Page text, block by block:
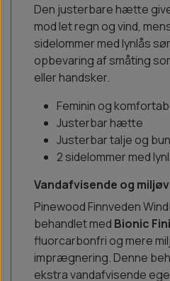
Den justerbare hætte
mod let regn og vind,
sidelommer med lynlås
opbevaring af småting
eller handsker.
Feminin og
Justerbar hætte
Justerbar talje og
2 sidelommer med
Vandafvisende og
Pinewood Finnveden
behandlet med Bionic
fluorcarbonfri og mere
imprægnering. Denne
ekstra vandafvisende